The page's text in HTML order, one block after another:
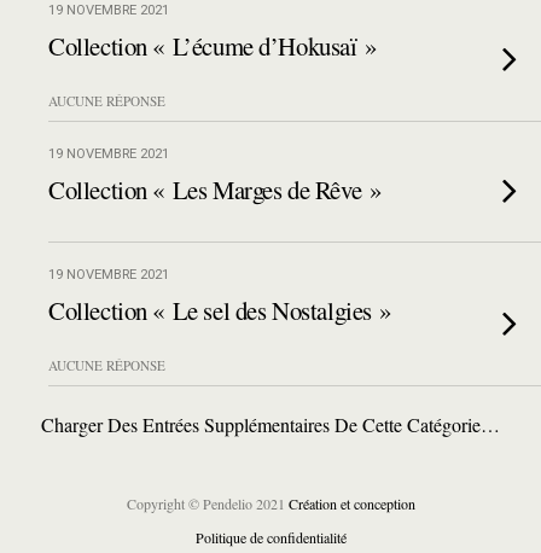
19 NOVEMBRE 2021
Collection « L’écume d’Hokusaï »
AUCUNE RÉPONSE
19 NOVEMBRE 2021
Collection « Les Marges de Rêve »
19 NOVEMBRE 2021
Collection « Le sel des Nostalgies »
AUCUNE RÉPONSE
Charger Des Entrées Supplémentaires De Cette Catégorie…
Copyright © Pendelio 2021 Création et conception
Politique de confidentialité